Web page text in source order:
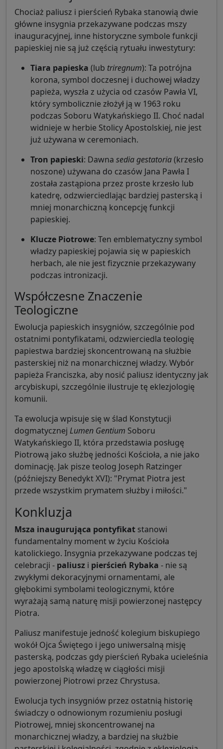
Chociaż paliusz i pierścień Rybaka stanowią dwie
główne insygnia przekazywane podczas mszy
inauguracyjnej, inne historyczne symbole funkcji
papieskiej nie są już częścią rytuału inwestytury:
Tiara papieska (lub triregnum): Ta potrójna
korona, symbol doczesnej i duchowej władzy
papieża, wyszła z użycia od czasów Pawła VI,
który symbolicznie złożył ją w 1963 roku
podczas Soboru Watykańskiego II. Choć nadal
widnieje w herbie Stolicy Apostolskiej, nie jest
już używana w ceremoniach.
Tron papieski: Dawna sedia gestatoria(krzesło
noszone) używana do czasów Jana Pawła I
została zastąpiona przez proste krzesło lub
katedrę, odzwierciedlając bardziej pasterską i
mniej monarchiczną koncepcję funkcji
papieskiej.
Klucze Piotrowe: Ten emblematyczny symbol
władzy papieskiej pojawia się w papieskich
herbach, ale nie jest fizycznie przekazywany
podczas intronizacji.
Współczesne Znaczenie
Teologiczne
Ewolucja papieskich insygniów, szczególnie pod
ostatnimi pontyfikatami, odzwierciedla teologię
papiestwa bardziej skoncentrowaną na służbie
pasterskiej niż na monarchicznej władzy. Wybór
papieża Franciszka, aby nosić paliusz identyczny jak
arcybiskupi, szczególnie ilustruje tę eklezjologię
komunii.
Ta ewolucja wpisuje się w ślad Konstytucji
dogmatycznej Lumen Gentium Soboru
Watykańskiego II, która przedstawia posługę
Piotrową jako służbę jedności Kościoła, a nie jako
dominację. Jak pisze teolog Joseph Ratzinger
(późniejszy Benedykt XVI): "Prymat Piotra jest
przede wszystkim prymatem służby i miłości."
Konkluzja
Msza inaugurująca pontyfikat stanowi
fundamentalny moment w życiu Kościoła
katolickiego. Insygnia przekazywane podczas tej
celebracji - paliusz i pierścień Rybaka - nie są
zwykłymi dekoracyjnymi ornamentami, ale
głębokimi symbolami teologicznymi, które
wyrażają samą naturę misji powierzonej następcy
Piotra.
Paliusz manifestuje jedność kolegium biskupiego
wokół Ojca Świętego i jego uniwersalną misję
pasterską, podczas gdy pierścień Rybaka ucieleśnia
jego apostolską władzę w ciągłości misji
powierzonej Piotrowi przez Chrystusa.
Ewolucja tych insygniów przez ostatnią historię
świadczy o odnowionym rozumieniu posługi
Piotrowej, mniej skoncentrowanej na
monarchicznej władzy, a bardziej na służbie